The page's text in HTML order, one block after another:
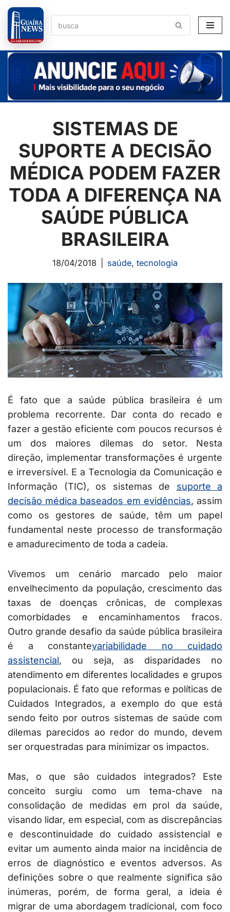
Pular
para
o
conteúdo
SISTEMAS DE
SUPORTE A DECISÃO
MÉDICA PODEM FAZER
TODA A DIFERENÇA NA
SAÚDE PÚBLICA
BRASILEIRA
18/04/2018 saúde, tecnologia
É fato que a saúde pública brasileira é um
problema recorrente. Dar conta do recado e
fazer a gestão eficiente com poucos recursos é
um dos maiores dilemas do setor. Nesta
direção, implementar transformações é urgente
e irreversível. E a Tecnologia da Comunicação e
Informação (TIC), os sistemas de suporte a
decisão médica baseados em evidências, assim
como os gestores de saúde, têm um papel
fundamental neste processo de transformação
e amadurecimento de toda a cadeia.
Vivemos um cenário marcado pelo maior
envelhecimento da população, crescimento das
taxas de doenças crônicas, de complexas
comorbidades e encaminhamentos fracos.
Outro grande desafio da saúde pública brasileira
é a constantevariabilidade no cuidado
assistencial, ou seja, as disparidades no
atendimento em diferentes localidades e grupos
populacionais. É fato que reformas e políticas de
Cuidados Integrados, a exemplo do que está
sendo feito por outros sistemas de saúde com
dilemas parecidos ao redor do mundo, devem
ser orquestradas para minimizar os impactos.
Mas, o que são cuidados integrados? Este
conceito surgiu como um tema-chave na
consolidação de medidas em prol da saúde,
visando lidar, em especial, com as discrepâncias
e descontinuidade do cuidado assistencial e
evitar um aumento ainda maior na incidência de
erros de diagnóstico e eventos adversos. As
definições sobre o que realmente significa são
inúmeras, porém, de forma geral, a ideia é
migrar de uma abordagem tradicional, com foco